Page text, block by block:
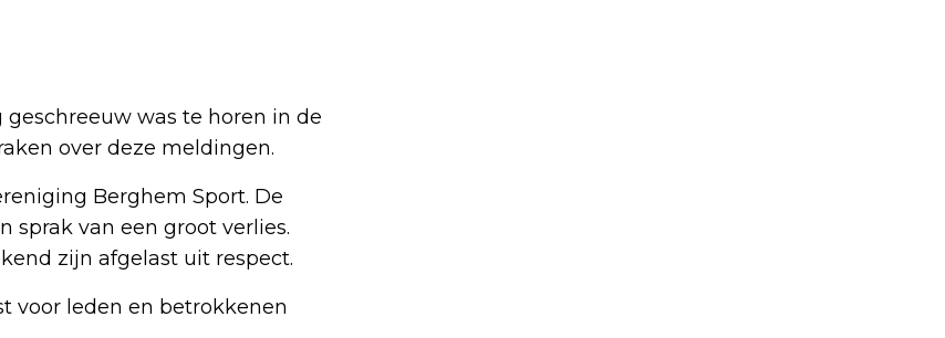
was te horen in de
over deze meldingen.
Berghem Sport. De
sprak van een groot verlies.
zijn afgelast uit respect.
voor leden en betrokkenen